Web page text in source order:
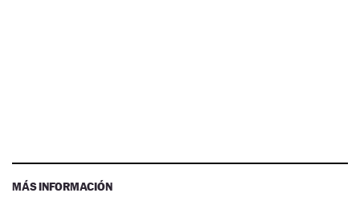
MÁS INFORMACIÓN